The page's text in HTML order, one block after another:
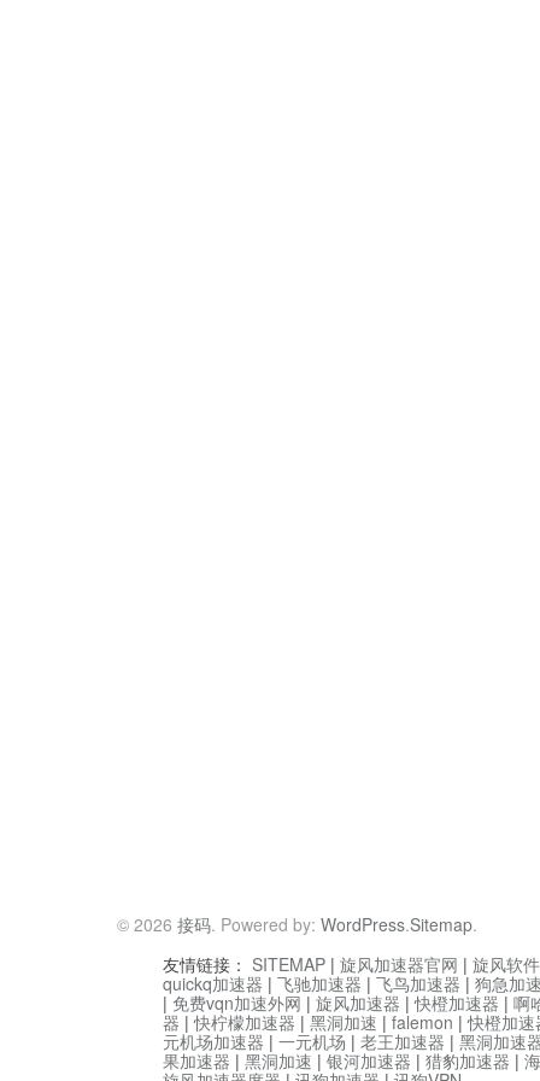
© 2026 接码. Powered by: WordPress.Sitemap.
友情链接： SITEMAP | 旋风加速器官网 | 旋风软
quickq加速器 | 飞驰加速器 | 飞鸟加速器 | 狗急加
| 免费vqn加速外网 | 旋风加速器 |快橙加速器 | 啊
器 |快柠檬加速器 | 黑洞加速 | falemon |快橙加速
元机场加速器 | 一元机场 | 老王加速器 | 黑洞加速
果加速器 | 黑洞加速 | 银河加速器 | 猎豹加速器 |